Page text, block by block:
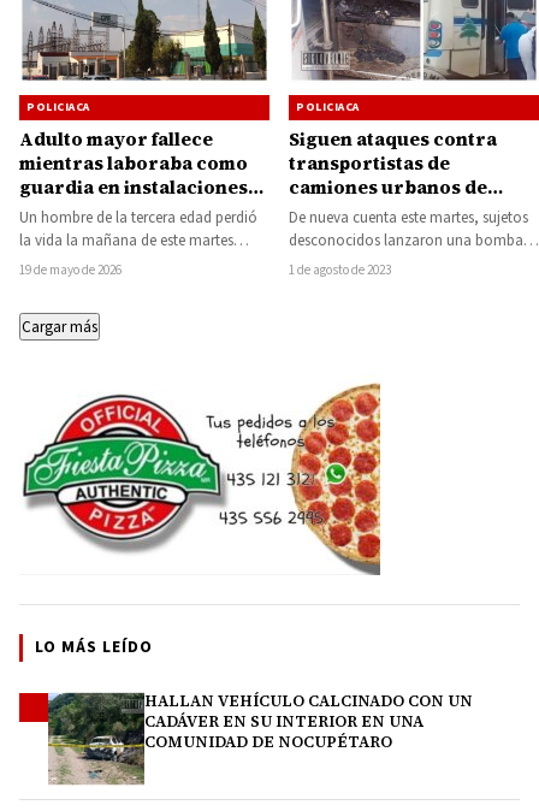
POLICIACA
Adulto mayor fallece
mientras laboraba como
guardia en instalaciones
de la CFE en Morelia
Un hombre de la tercera edad perdió
la vida la mañana de este martes
mientras desempeñaba sus
19 de mayo de 2026
POLICIACA
Siguen ataques contra
transportistas de
camiones urbanos de
Uruapan, lanzan bomba
molotov
De nueva cuenta este martes, sujetos
desconocidos lanzaron una bomba
molotov al interior de un camión del
1 de agosto de 2023
Cargar más
LO MÁS LEÍDO
HALLAN VEHÍCULO CALCINADO CON UN
CADÁVER EN SU INTERIOR EN UNA
COMUNIDAD DE NOCUPÉTARO